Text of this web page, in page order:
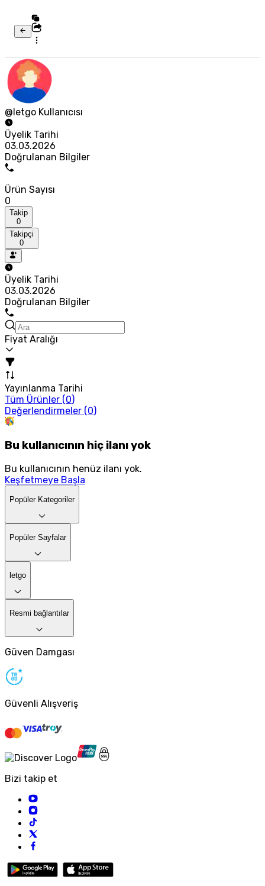
@letgo Kullanıcısı
Üyelik Tarihi
03.03.2026
Doğrulanan Bilgiler
Ürün Sayısı
0
Takip
0
Takipçi
0
Üyelik Tarihi
03.03.2026
Doğrulanan Bilgiler
Fiyat Aralığı
Yayınlanma Tarihi
Tüm Ürünler (0)
Değerlendirmeler (0)
Bu kullanıcının hiç ilanı yok
Bu kullanıcının henüz ilanı yok.
Keşfetmeye Başla
Popüler Kategoriler
Popüler Sayfalar
letgo
Resmi bağlantılar
Güven Damgası
Güvenli Alışveriş
Bizi takip et